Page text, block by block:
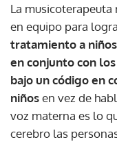
La
en equipo para
tratamiento a
en conjunto con
bajo un código en
niñosen vez de
voz materna es lo
cerebro las